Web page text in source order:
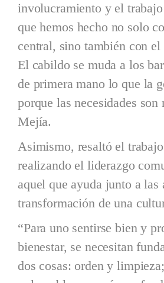
involucramiento y el
que hemos hecho no solo
central, sino también con el
El cabildo se muda a los
de primera mano lo que la
porque las necesidades
Mejía.
Asimismo, resaltó el
realizando el liderazgo
aquel que ayuda junto a las
transformación de una
“Para uno sentirse bien y
bienestar, se necesitan
dos cosas: orden y